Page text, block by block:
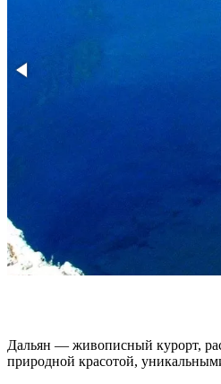
Дальян — живописный курорт,
природной красотой,